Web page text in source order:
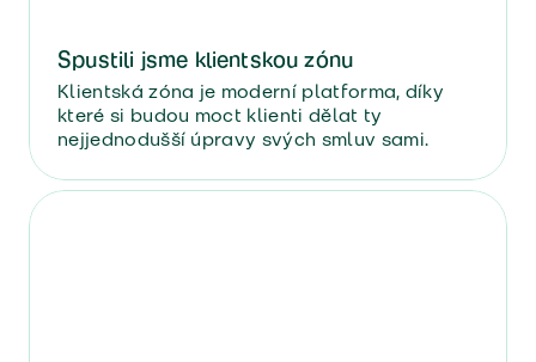
Spustili jsme klientskou zónu
Klientská zóna je moderní platforma, díky
které si budou moct klienti dělat ty
nejjednodušší úpravy svých smluv sami.